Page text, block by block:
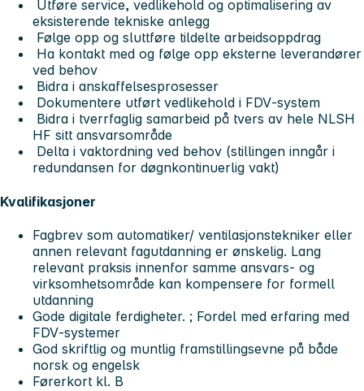
Utføre service, vedlikehold og optimalisering av
eksisterende tekniske anlegg
Følge opp og sluttføre tildelte arbeidsoppdrag
Ha kontakt med og følge opp eksterne leverandører
ved behov
Bidra i anskaffelsesprosesser
Dokumentere utført vedlikehold i FDV‑system
Bidra i tverrfaglig samarbeid på tvers av hele NLSH
HF sitt ansvarsområde
Delta i vaktordning ved behov (stillingen inngår i
redundansen for døgnkontinuerlig vakt)
Kvalifikasjoner
Fagbrev som automatiker/ ventilasjonstekniker eller
annen relevant fagutdanning er ønskelig. Lang
relevant praksis innenfor samme ansvars- og
virksomhetsområde kan kompensere for formell
utdanning
Gode digitale ferdigheter. ; Fordel med erfaring med
FDV‑systemer
God skriftlig og muntlig framstillingsevne på både
norsk og engelsk
Førerkort kl. B